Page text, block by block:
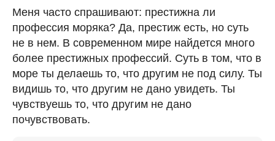
Меня часто спрашивают: престижна ли
профессия моряка? Да, престиж есть, но суть
не в нем. В современном мире найдется много
более престижных профессий. Суть в том, что в
море ты делаешь то, что другим не под силу. Ты
видишь то, что другим не дано увидеть. Ты
чувствуешь то, что другим не дано
почувствовать.